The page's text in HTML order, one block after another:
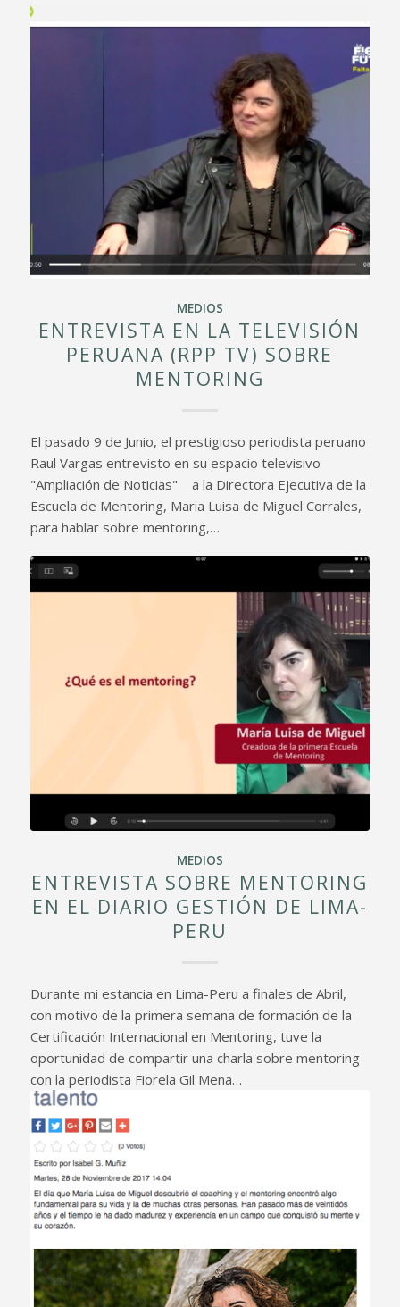
MEDIOS
ENTREVISTA EN LA TELEVISIÓN
PERUANA (RPP TV) SOBRE
MENTORING
El pasado 9 de Junio, el prestigioso periodista peruano
Raul Vargas entrevisto en su espacio televisivo
"Ampliación de Noticias" a la Directora Ejecutiva de la
Escuela de Mentoring, Maria Luisa de Miguel Corrales,
para hablar sobre mentoring,…
MEDIOS
ENTREVISTA SOBRE MENTORING
EN EL DIARIO GESTIÓN DE LIMA-
PERU
Durante mi estancia en Lima-Peru a finales de Abril,
con motivo de la primera semana de formación de la
Certificación Internacional en Mentoring, tuve la
oportunidad de compartir una charla sobre mentoring
con la periodista Fiorela Gil Mena…